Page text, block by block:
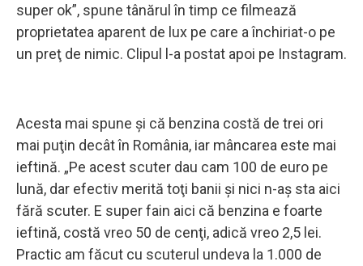
super ok”, spune tânărul în timp ce filmează
proprietatea aparent de lux pe care a închiriat-o pe
un preţ de nimic. Clipul l-a postat apoi pe Instagram.
Acesta mai spune şi că benzina costă de trei ori
mai puţin decât în România, iar mâncarea este mai
ieftină. „Pe acest scuter dau cam 100 de euro pe
lună, dar efectiv merită toţi banii şi nici n-aş sta aici
fără scuter. E super fain aici că benzina e foarte
ieftină, costă vreo 50 de cenţi, adică vreo 2,5 lei.
Practic am făcut cu scuterul undeva la 1.000 de